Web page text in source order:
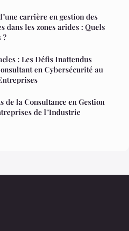
carrière en gestion des
dans les zones arides : Quels
?
: Les Défis Inattendus
en Cybersécurité au
de la Consultance en Gestion
de l"Industrie